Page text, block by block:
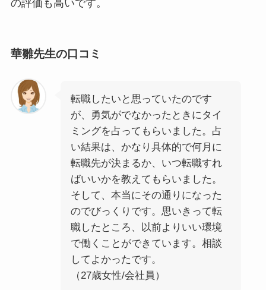
の評価も高いです。
華雛先生の口コミ
転職したいと思っていたのです
が、勇気がでなかったときにタイ
ミングを占ってもらいました。占
い結果は、かなり具体的で何月に
転職先が決まるか、いつ転職すれ
ばいいかを教えてもらいました。
そして、本当にその通りになった
のでびっくりです。思いきって転
職したところ、以前よりいい環境
で働くことができています。相談
してよかったです。
（27歳女性/会社員）